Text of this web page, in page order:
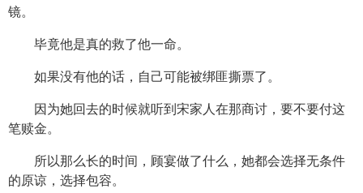
镜。
毕竟他是真的救了他一命。
如果没有他的话，自己可能被绑匪撕票了。
因为她回去的时候就听到宋家人在那商讨，要不要付这
笔赎金。
所以那么长的时间，顾宴做了什么，她都会选择无条件
的原谅，选择包容。